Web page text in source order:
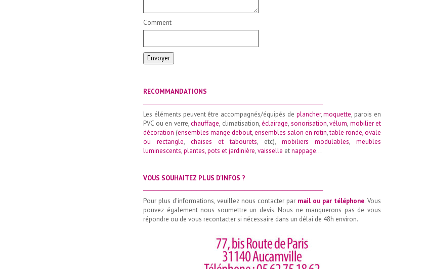
Comment
Envoyer
RECOMMANDATIONS
Les éléments peuvent être accompagnés/équipés de plancher,moquette, parois en
PVC ou en verre,chauffage, climatisation,éclairage, sonorisation,vélum, mobilier et
décoration (ensembles mange debout,ensembles salon en rotin,table ronde,ovale
ou rectangle, chaises et tabourets, etc), mobiliers modulables, meubles
luminescents,plantes, pots et jardinière,vaisselle etnappage…
VOUS SOUHAITEZ PLUS D'INFOS ?
Pour plus d'informations, veuillez nous contacter par mail ou par téléphone. Vous
pouvez également nous soumettre un devis. Nous ne manquerons pas de vous
répondre ou de vous recontacter si nécessaire dans un délai de 48h environ.